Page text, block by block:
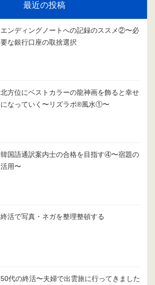
最近の投稿
エンディングノートへの記録のススメ②〜必
要な銀行口座の取捨選択
北方位にベストカラーの龍神画を飾ると幸せ
になっていく〜リズラボ®️風水①〜
韓国語通訳案内士の合格を目指す④〜宿題の
活用〜
終活で写真・ネガを整理整頓する
50代の終活〜夫婦で出雲旅に行ってきました